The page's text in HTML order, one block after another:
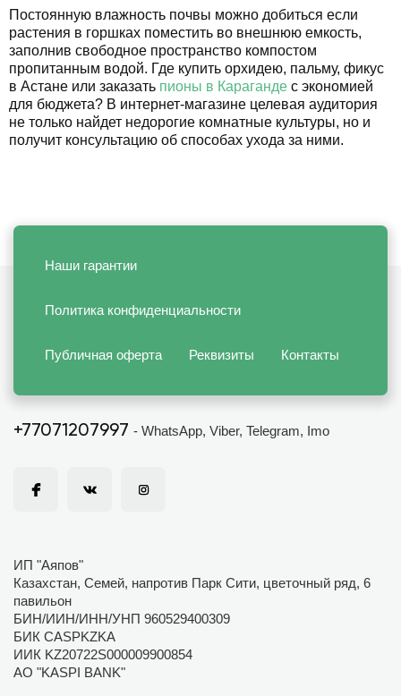
Постоянную влажность почвы можно добиться если
растения в горшках поместить во внешнюю емкость,
заполнив свободное пространство компостом
пропитанным водой. Где купить орхидею, пальму, фикус
в Астане или заказать пионы в Караганде с экономией
для бюджета? В интернет-магазине целевая аудитория
не только найдет недорогие комнатные культуры, но и
получит консультацию об способах ухода за ними.
Наши гарантии
Политика конфиденциальности
Публичная оферта Реквизиты Контакты
+77071207997 - WhatsApp, Viber, Telegram, Imo
ИП "Аяпов"
Казахстан, Семей, напротив Парк Сити, цветочный ряд, 6
павильон
БИН/ИИН/ИНН/УНП 960529400309
БИК CASPKZKA
ИИК KZ20722S000009900854
АО "KASPI BANK"